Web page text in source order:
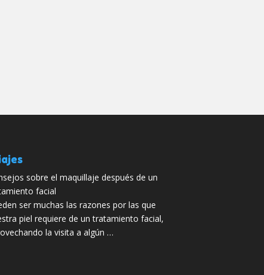
sobre el maquillaje después de un
facial
ser muchas las razones por las que
piel requiere de un tratamiento facial,
la visita a algún …